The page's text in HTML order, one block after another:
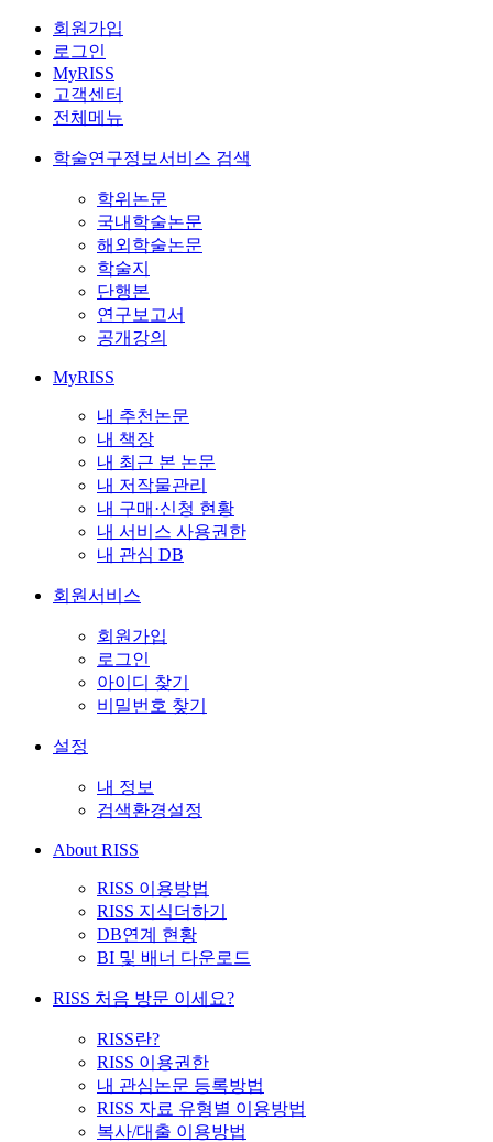
회원가입
로그인
MyRISS
고객센터
전체메뉴
학술연구정보서비스 검색
학위논문
국내학술논문
해외학술논문
학술지
단행본
연구보고서
공개강의
MyRISS
내 추천논문
내 책장
내 최근 본 논문
내 저작물관리
내 구매·신청 현황
내 서비스 사용권한
내 관심 DB
회원서비스
회원가입
로그인
아이디 찾기
비밀번호 찾기
설정
내 정보
검색환경설정
About RISS
RISS 이용방법
RISS 지식더하기
DB연계 현황
BI 및 배너 다운로드
RISS 처음 방문 이세요?
RISS란?
RISS 이용권한
내 관심논문 등록방법
RISS 자료 유형별 이용방법
복사/대출 이용방법